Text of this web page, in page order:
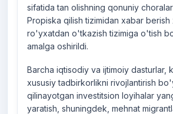
sifatida tan olishning qonuniy
Propiska qilish tizimidan xabar berish
ro'yxatdan o'tkazish tizimiga o'tish
amalga oshirildi.
Barcha iqtisodiy va ijtimoiy dasturlar,
xususiy tadbirkorlikni rivojlantirish
qilinayotgan investitsion loyihalar
yaratish, shuningdek, mehnat